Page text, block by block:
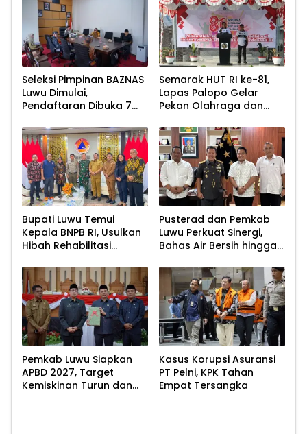
Seleksi Pimpinan BAZNAS
Luwu Dimulai,
Pendaftaran Dibuka 7
Semarak HUT RI ke-81,
Lapas Palopo Gelar
Pekan Olahraga dan
Bupati Luwu Temui
Kepala BNPB RI, Usulkan
Hibah Rehabilitasi
Pusterad dan Pemkab
Luwu Perkuat Sinergi,
Bahas Air Bersih hingga
Pascabencana
Pemkab Luwu Siapkan
APBD 2027, Target
Kemiskinan Turun dan
Kasus Korupsi Asuransi
PT Pelni, KPK Tahan
Empat Tersangka